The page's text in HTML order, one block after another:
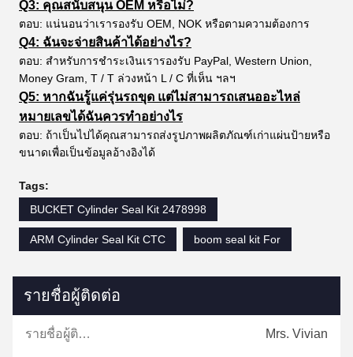
Q3: คุณสนับสนุน OEM หรือไม่?
ตอบ: แน่นอนว่าเรารองรับ OEM, NOK หรือตามความต้องการ
Q4: ฉันจะจ่ายสินค้าได้อย่างไร?
ตอบ: สำหรับการชำระเงินเรารองรับ PayPal, Western Union,
Money Gram, T / T ล่วงหน้า L / C ที่เห็น ฯลฯ
Q5: หากฉันรู้แค่รุ่นรถขุด แต่ไม่สามารถเสนออะไหล่
หมายเลขได้ฉันควรทำอย่างไร
ตอบ: ถ้าเป็นไปได้คุณสามารถส่งรูปภาพผลิตภัณฑ์เก่าแผ่นป้ายหรือ
ขนาดเพื่อเป็นข้อมูลอ้างอิงได้
Tags:
BUCKET Cylinder Seal Kit 2478998
ARM Cylinder Seal Kit CTC boom seal kit For
รายชื่อผู้ติดต่อ
รายชื่อผู้ติดต่อ: Mrs. Vivian